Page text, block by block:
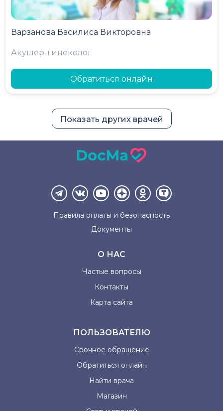
Варзанова Василиса Викторовна
Акушер-гинеколог
Обратиться онлайн
Показать других врачей
Правила оплаты и безопасность
Документы
О НАС
Частые вопросы
Контакты
Карта сайта
ПОЛЬЗОВАТЕЛЮ
Срочное обращение
Обратиться онлайн
Найти врача
Магазин